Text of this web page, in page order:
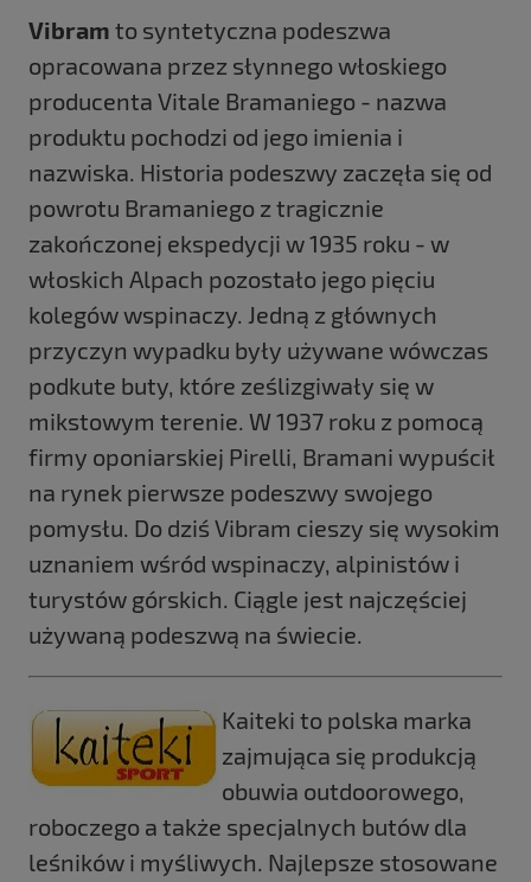
Vibram to syntetyczna podeszwa
opracowana przez słynnego włoskiego
producenta Vitale Bramaniego - nazwa
produktu pochodzi od jego imienia i
nazwiska. Historia podeszwy zaczęła się od
powrotu Bramaniego z tragicznie
zakończonej ekspedycji w 1935 roku - w
włoskich Alpach pozostało jego pięciu
kolegów wspinaczy. Jedną z głównych
przyczyn wypadku były używane wówczas
podkute buty, które ześlizgiwały się w
mikstowym terenie. W 1937 roku z pomocą
firmy oponiarskiej Pirelli, Bramani wypuścił
na rynek pierwsze podeszwy swojego
pomysłu. Do dziś Vibram cieszy się wysokim
uznaniem wśród wspinaczy, alpinistów i
turystów górskich. Ciągle jest najczęściej
używaną podeszwą na świecie.
Kaiteki to polska marka
zajmująca się produkcją
obuwia outdoorowego,
roboczego a także specjalnych butów dla
leśników i myśliwych. Najlepsze stosowane